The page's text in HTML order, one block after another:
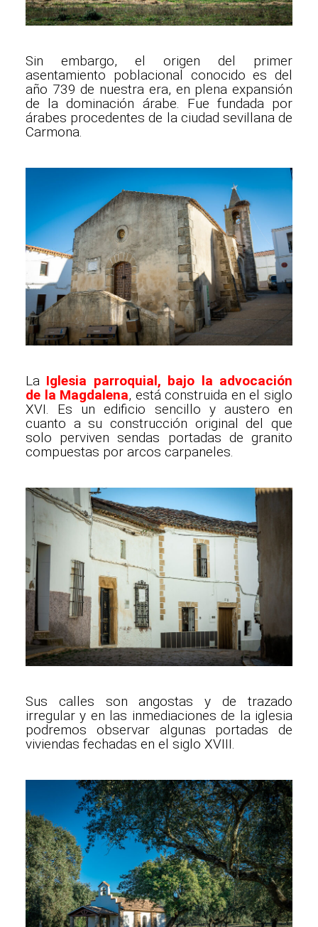
Sin embargo, el origen del primer
asentamiento poblacional conocido es del
año 739 de nuestra era, en plena expansión
de la dominación árabe. Fue fundada por
árabes procedentes de la ciudad sevillana de
Carmona.
La Iglesia parroquial, bajo la advocación
de la Magdalena, está construida en el siglo
XVI. Es un edificio sencillo y austero en
cuanto a su construcción original del que
solo perviven sendas portadas de granito
compuestas por arcos carpaneles.
Sus calles son angostas y de trazado
irregular y en las inmediaciones de la iglesia
podremos observar algunas portadas de
viviendas fechadas en el siglo XVIII.